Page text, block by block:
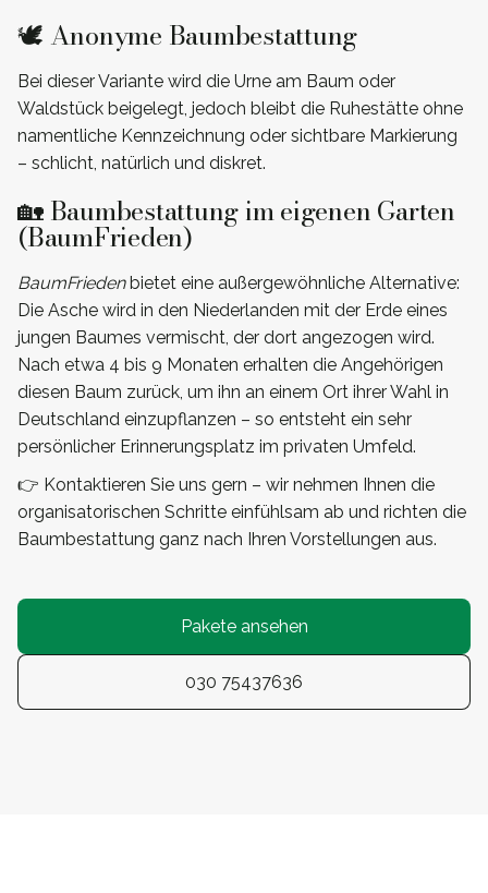
🕊️ Anonyme Baumbestattung
Bei dieser Variante wird die Urne am Baum oder
Waldstück beigelegt, jedoch bleibt die Ruhestätte ohne
namentliche Kennzeichnung oder sichtbare Markierung
– schlicht, natürlich und diskret.
🏡 Baumbestattung im eigenen Garten
(BaumFrieden)
BaumFriedenbietet eine außergewöhnliche Alternative:
Die Asche wird in den Niederlanden mit der Erde eines
jungen Baumes vermischt, der dort angezogen wird.
Nach etwa 4 bis 9 Monaten erhalten die Angehörigen
diesen Baum zurück, um ihn an einem Ort ihrer Wahl in
Deutschland einzupflanzen – so entsteht ein sehr
persönlicher Erinnerungsplatz im privaten Umfeld.
👉 Kontaktieren Sie uns gern – wir nehmen Ihnen die
organisatorischen Schritte einfühlsam ab und richten die
Baumbestattung ganz nach Ihren Vorstellungen aus.
Pakete ansehen
030 75437636